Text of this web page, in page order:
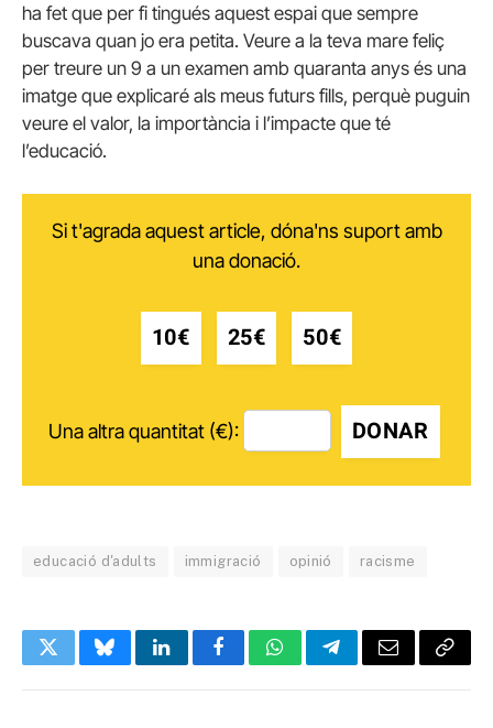
ha fet que per fi tingués aquest espai que sempre
buscava quan jo era petita. Veure a la teva mare feliç
per treure un 9 a un examen amb quaranta anys és una
imatge que explicaré als meus futurs fills, perquè puguin
veure el valor, la importància i l’impacte que té
l’educació.
Si t'agrada aquest article, dóna'ns suport amb
una donació.
10€ 25€ 50€
Una altra quantitat (€): DONAR
educació d'adults immigració opinió racisme
TwitterBlueskyLinkedInFacebookWhatsAppTelegramEmail Copy